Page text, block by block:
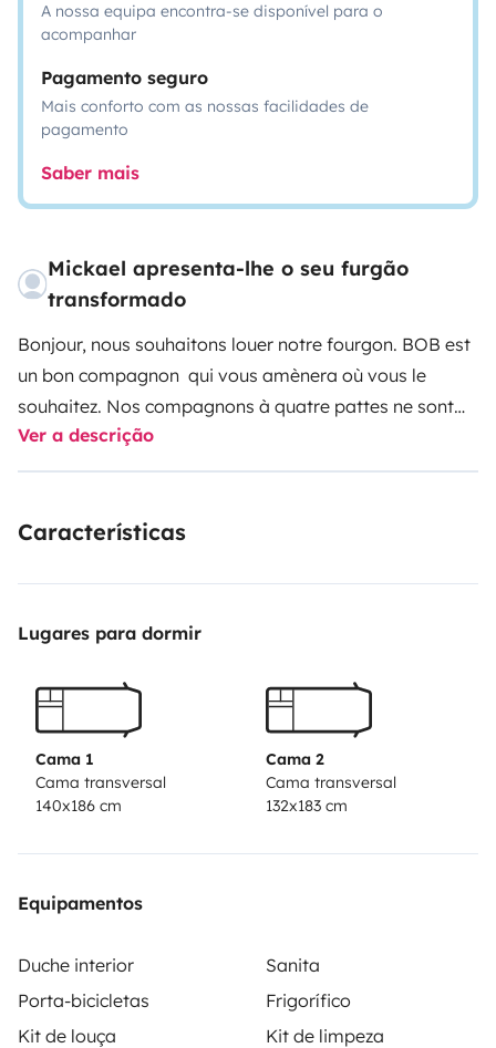
A nossa equipa encontra-se disponível para o
acompanhar
Pagamento seguro
Mais conforto com as nossas facilidades de
pagamento
Saber mais
Mickael apresenta-lhe o seu furgão
transformado
Bonjour, nous souhaitons louer notre fourgon. BOB est
un bon compagnon qui vous amènera où vous le
souhaitez. Nos compagnons à quatre pattes ne sont
malheureusement pas acceptés. Il est tout confort à
l’état neuf (voir équipements et photos). Nous nous
Elodie
Ver a descrição
Características
Lugares para dormir
Cama 1
Cama transversal
140x186 cm
Cama 2
Cama transversal
132x183 cm
Equipamentos
Duche interior
Sanita
Porta-bicicletas
Frigorífico
Kit de louça
Kit de limpeza